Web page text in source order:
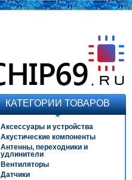
КАТЕГОРИИ ТОВАРОВ
Аксессуары и устройства
Акустические компоненты
Антенны, переходники и
удлинители
Вентиляторы
Датчики